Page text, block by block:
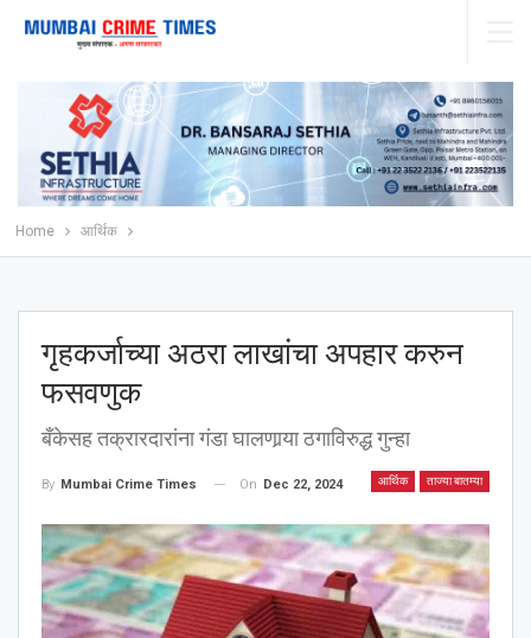
Home आर्थिक
गृहकर्जाच्या अठरा लाखांचा अपहार करुन
फसवणुक
बँकेसह तक्रारदारांना गंडा घालणार्‍या ठगाविरुद्ध गुन्हा
आर्थिक ताज्या बातम्या
By Mumbai Crime Times On Dec 22, 2024